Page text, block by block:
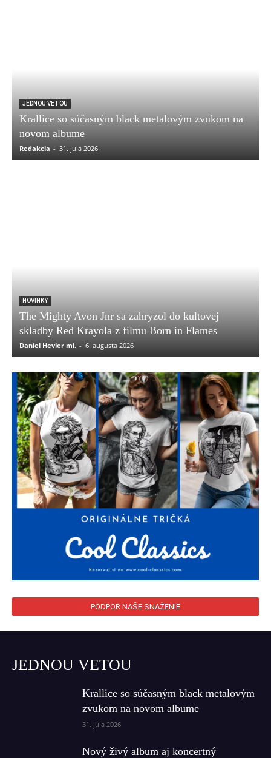
JEDNOU VETOU
Krallice so súčasným black metalovým zvukom na
novom albume
Redakcia - 31. júla 2026
NOVINKY
The Mighty Avon Jnr sa zahryzol do kultovej
skladby Red Krayola z filmu Born in Flames
Daniel Hevier ml. - 6. augusta 2026
PODPOR NAŠE SNAŽENIE
JEDNOU VETOU
Krallice so súčasným black metalovým
zvukom na novom albume
31. júla 2026
Nový živý album aj koncertný